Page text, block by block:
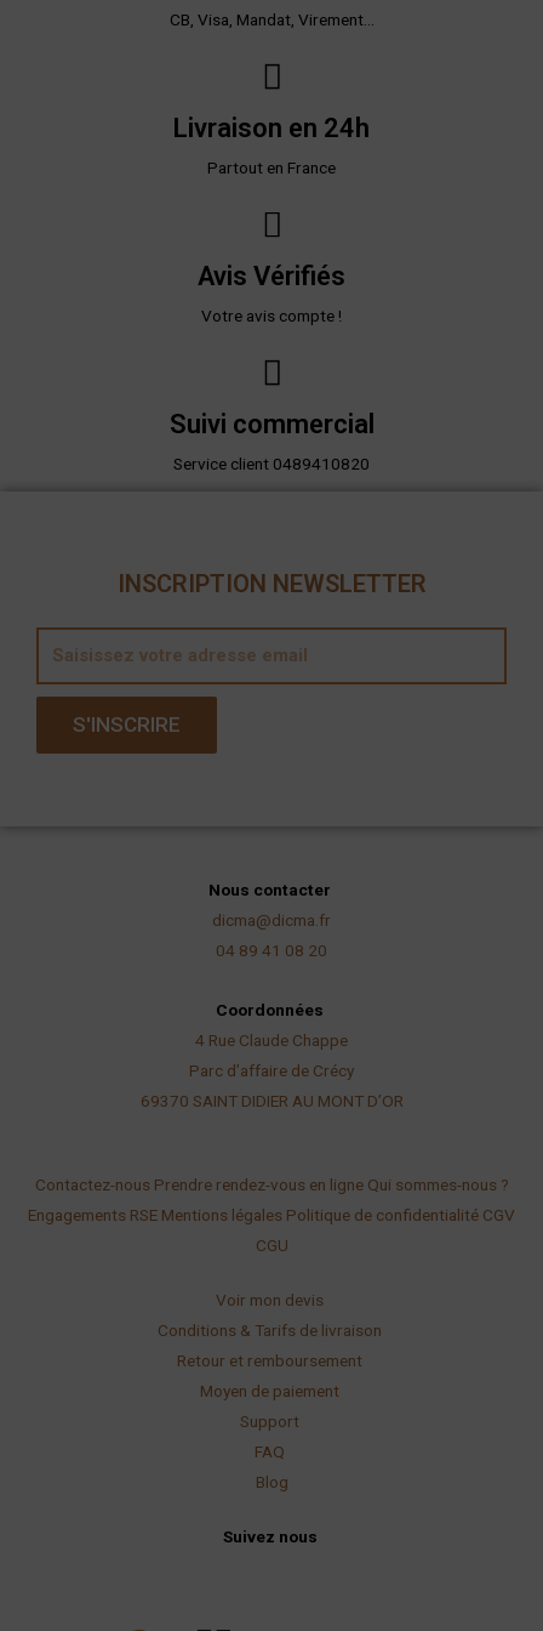
CB, Visa, Mandat, Virement...
Livraison en 24h
Partout en France
Avis Vérifiés
Votre avis compte !
Suivi commercial
Service client 0489410820
INSCRIPTION NEWSLETTER
a
S'INSCRIRE
Nous contacter
dicma@dicma.fr
04 89 41 08 20
Coordonnées
4 Rue Claude Chappe
Parc d’affaire de Crécy
69370 SAINT DIDIER AU MONT D’OR
Contactez-nous Prendre rendez-vous en ligne Qui sommes-nous ?
Engagements RSE Mentions légales Politique de confidentialité CGV
CGU
Voir mon devis
Conditions & Tarifs de livraison
Retour et remboursement
Moyen de paiement
Support
FAQ
Blog
Suivez nous